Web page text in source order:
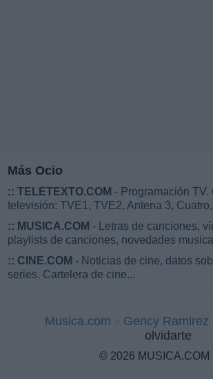
Más Ocio
:: TELETEXTO.COM - Programación TV.
televisión: TVE1, TVE2, Antena 3,
:: MUSICA.COM - Letras de canciones,
playlists de canciones, novedades
:: CINE.COM - Noticias de cine, datos
series. Cartelera de cine...
Musica.com Gency Ramirez
olvidarte
© 2026 MUSICA.COM